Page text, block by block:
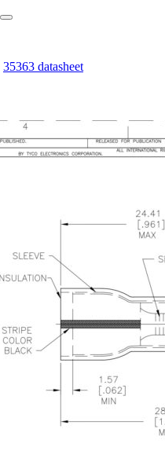
35363 datasheet